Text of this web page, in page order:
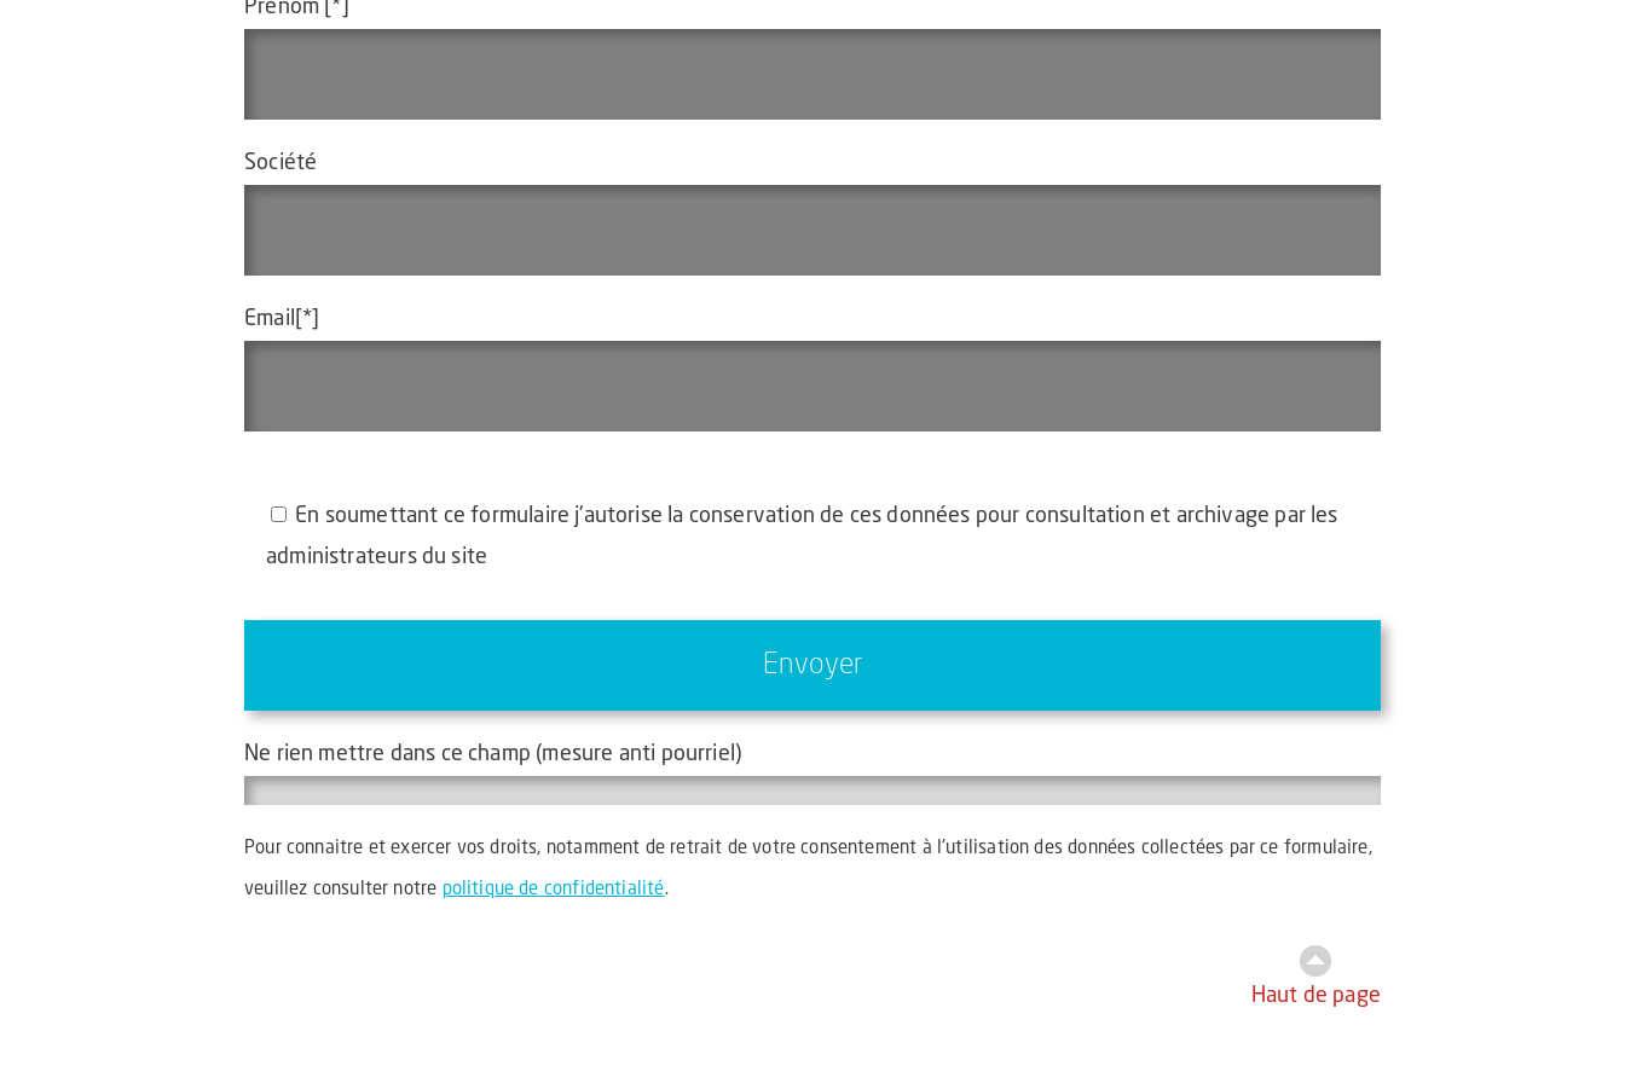
Prénom [*]
Société
Email[*]
En soumettant ce formulaire j'autorise la conservation de ces données pour consultation et archivage par les
administrateurs du site
Ne rien mettre dans ce champ (mesure anti pourriel)
Pour connaitre et exercer vos droits, notamment de retrait de votre consentement à l'utilisation des données collectées par ce formulaire,
veuillez consulter notre politique de confidentialité.
Haut de page